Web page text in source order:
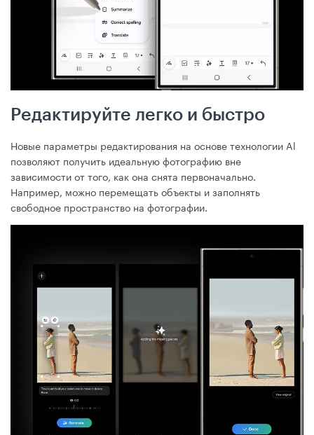
Редактируйте легко и быстро
Новые параметры редактирования на основе технологии Al
позволяют получить идеальную фотографию вне
зависимости от того, как она снята первоначально.
Например, можно перемещать объекты и заполнять
свободное пространство на фотографии.